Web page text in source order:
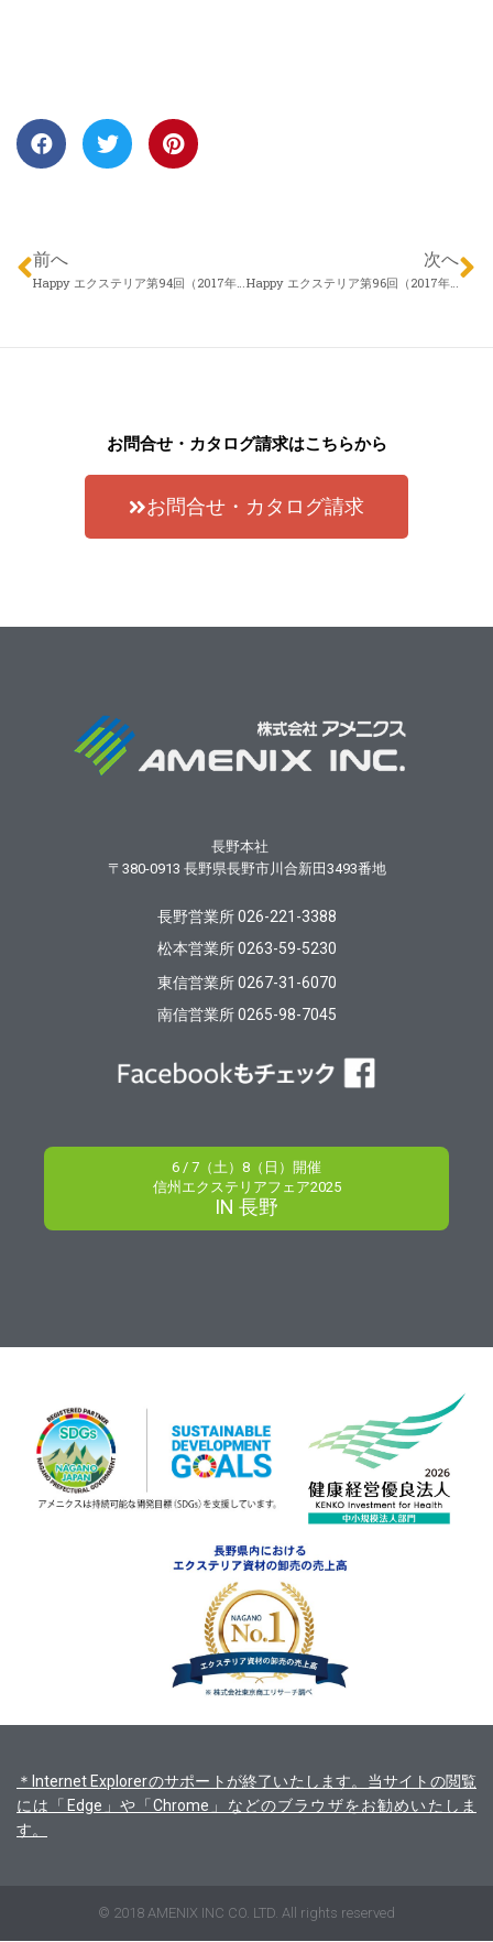
前へ
Happy エクステリア第94回（2017年07月20日）エクスランド四季 近藤慎一さん 「暑さを乗り切る」
次へ
Happy エクステリア第96回（2017年08月03日）信濃ハウジング フィールドプラン 胡桃沢拓也さん「ローメントナンス」
お問合せ・カタログ請求はこちらから
お問合せ・カタログ請求
長野本社
〒380-0913 長野県長野市川合新田3493番地
長野営業所 026-221-3388
松本営業所 0263-59-5230
東信営業所 0267-31-6070
南信営業所 0265-98-7045
6 / 7（土）8（日）開催
信州エクステリアフェア2025
IN 長野
＊Internet Explorerのサポートが終了いたします。当サイトの閲覧
には「Edge」や「Chrome」などのブラウザをお勧めいたしま
す。
© 2018 AMENIX INC CO. LTD. All rights reserved